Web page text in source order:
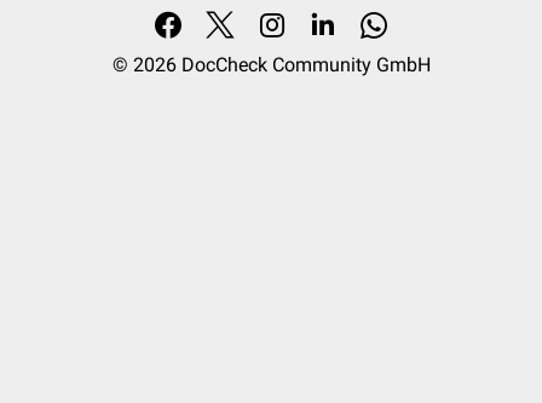
© 2026 DocCheck Community GmbH